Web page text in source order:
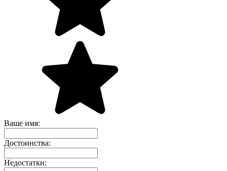
Ваше имя:
Достоинства:
Недостатки: